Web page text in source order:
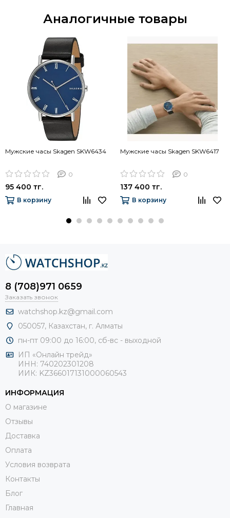
Аналогичные товары
Мужские часы Skagen SKW6434
0
95 400 тг.
В корзину
Мужские часы Skagen SKW6417
0
137 400 тг.
В корзину
8 (708)971 0659
Заказать звонок
watchshop.kz@gmail.com
050057, Казахстан, г. Алматы
пн-пт 09:00 до 16:00, сб-вс - выходной
ИП «Онлайн трейд»
ИНН: 740202301208
ИИК: KZ366017131000060543
ИНФОРМАЦИЯ
О магазине
Отзывы
Доставка
Оплата
Условия возврата
Контакты
Блог
Главная